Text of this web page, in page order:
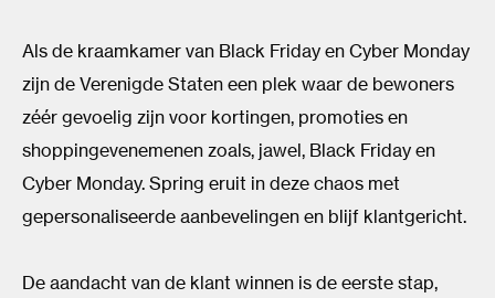
Als de kraamkamer van Black Friday en Cyber Monday
zijn de Verenigde Staten een plek waar de bewoners
zéér gevoelig zijn voor kortingen, promoties en
shoppingevenemenen zoals, jawel, Black Friday en
Cyber Monday. Spring eruit in deze chaos met
gepersonaliseerde aanbevelingen en blijf klantgericht.
De aandacht van de klant winnen is de eerste stap,